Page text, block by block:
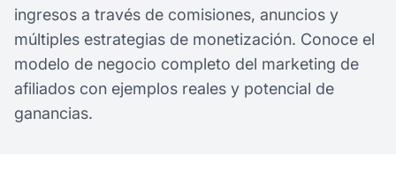
ingresos a través de comisiones, anuncios y
múltiples estrategias de monetización. Conoce el
modelo de negocio completo del marketing de
afiliados con ejemplos reales y potencial de
ganancias.